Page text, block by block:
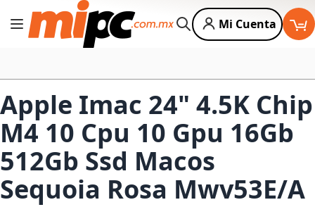
Cambiar Nav
Buscar
Mi Cuenta
Apple Imac 24" 4.5K Chip
M4 10 Cpu 10 Gpu 16Gb
512Gb Ssd Macos
Sequoia Rosa Mwv53E/A